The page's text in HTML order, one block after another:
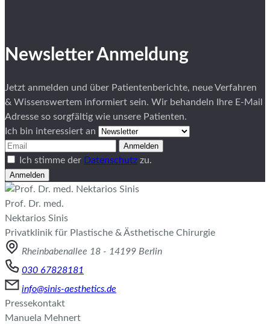
Newsletter Anmeldung
Jetzt anmelden und über Patientenberichte, neue Verfahren
& Wissenswertem informiert sein. Wir behandeln Ihre E-Mail
Adresse so sorgfältig wie unsere Patienten.
Ich bin interessiert an
Anmelden
Ich stimme der Datenschutz zu.
Anmelden
Prof. Dr. med.
Nektarios Sinis
Privatklinik für Plastische & Ästhetische Chirurgie
Rheinbabenallee 18 - 14199 Berlin
030 67828181
info@sinis-aesthetics.de
Pressekontakt
Manuela Mehnert